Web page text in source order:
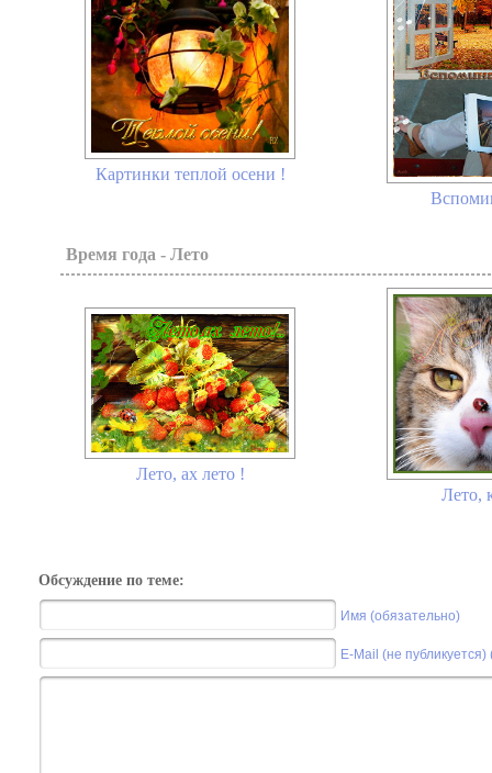
Картинки теплой осени !
Время года - Лето
Лето, ах лето !
Лето,
Обсуждение по теме:
Имя (обязательно)
E-Mail (не